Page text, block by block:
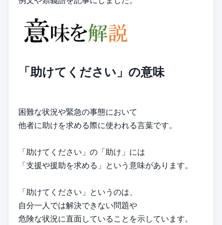
「助けてください」の意味
困難な状況や緊急の事態において
他者に助けを求める際に使われる言葉です。
「助けてください」の「助け」には
「支援や援助を求める」という意味があります。
「助けてください」というのは、
自分一人では解決できない問題や
危険な状況に直面していることを示しています。